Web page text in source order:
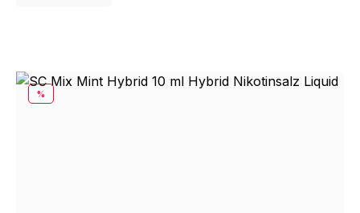
RABATT
%